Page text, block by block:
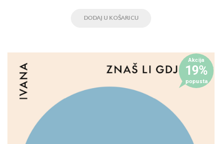
DODAJ U KOŠARICU
Akcija
19%
popusta